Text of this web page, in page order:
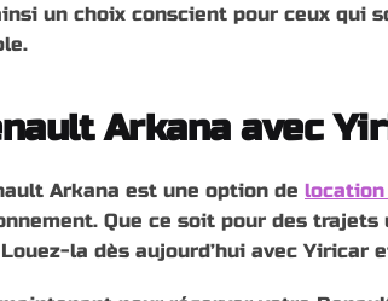
un choix conscient pour ceux qui
Arkana avec
Arkana est une option de
Que ce soit pour des
la dès aujourd’hui avec Yiricar